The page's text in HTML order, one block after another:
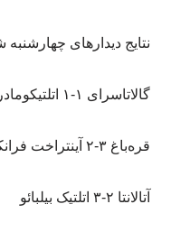
نتایج دیدارهای
گالاتاسرای ۱-۱ اتلتیکومادرید
قره‌باغ ۳-۲ آینتراخت فرانکفورت
آتالانتا ۲-۳ اتلتیک بیلبائو